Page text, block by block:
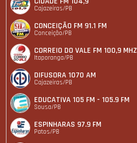
Cajazeiras/PB
CONCEIÇÃO FM 91.1 FM
Conceição/PB
CORREIO DO VALE FM 100,9 MHZ
Itaporanga/PB
DIFUSORA 1070 AM
Cajazeiras/PB
EDUCATIVA 105 FM - 105.9 FM
Sousa/PB
ESPINHARAS 97.9 FM
Patos/PB